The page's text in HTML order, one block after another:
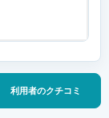
利用者のクチコミ